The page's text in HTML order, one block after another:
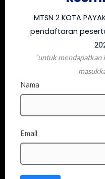
MTSN 2 KOTA
pendaftaran
“untuk
Nama
Email